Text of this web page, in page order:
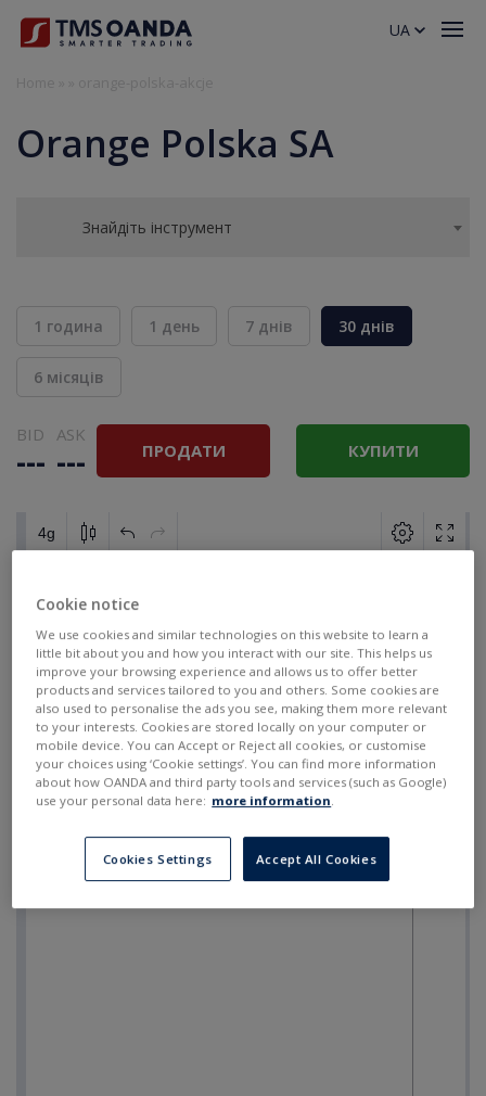
Orange Polska SA
Знайдіть інструмент
1 година 1 день 7 днів 30 днів
6 місяців
BID
---
ASK
--- ПРОДАТИ КУПИТИ
UA
Cookie notice
We use cookies and similar technologies on this website to learn a
little bit about you and how you interact with our site. This helps us
improve your browsing experience and allows us to offer better
products and services tailored to you and others. Some cookies are
also used to personalise the ads you see, making them more relevant
to your interests. Cookies are stored locally on your computer or
mobile device. You can Accept or Reject all cookies, or customise
your choices using ‘Cookie settings’. You can find more information
about how OANDA and third party tools and services (such as Google)
use your personal data here: more information.
Cookies Settings Accept All Cookies